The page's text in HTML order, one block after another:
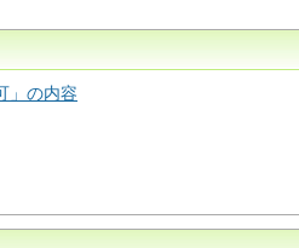
」の内容